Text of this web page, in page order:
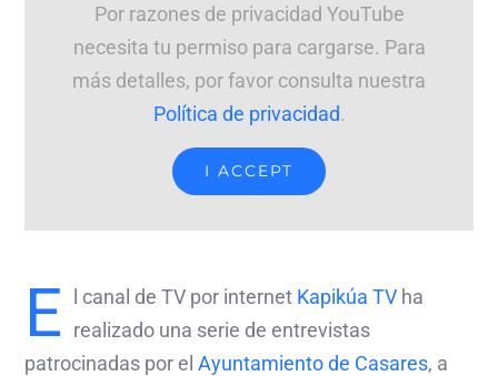
Por razones de privacidad YouTube
necesita tu permiso para cargarse. Para
más detalles, por favor consulta nuestra
Política de privacidad.
I ACCEPT
E l canal de TV por internet Kapikúa TV ha
realizado una serie de entrevistas
patrocinadas por elAyuntamiento de Casares, a